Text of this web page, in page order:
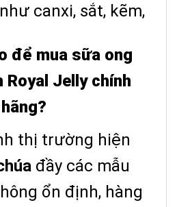
canxi, sắt, kẽm,
để mua sữa ong
Royal Jelly chính
hãng?
thị trường hiện
đầy các mẫu
ổn định, hàng